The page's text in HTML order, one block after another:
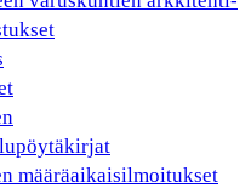
määräaikaisilmoitukset